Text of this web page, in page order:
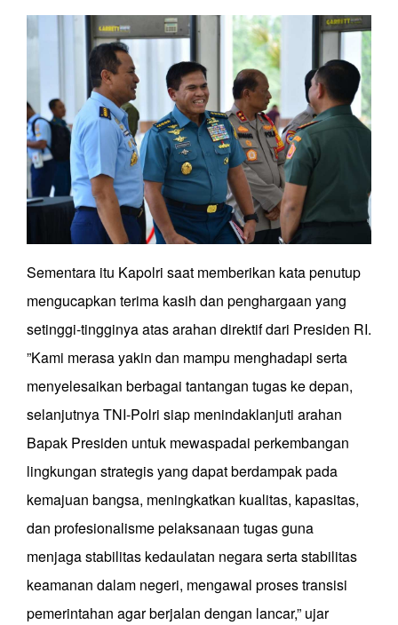
Sementara itu Kapolri saat memberikan kata penutup
mengucapkan terima kasih dan penghargaan yang
setinggi-tingginya atas arahan direktif dari Presiden RI.
”Kami merasa yakin dan mampu menghadapi serta
menyelesaikan berbagai tantangan tugas ke depan,
selanjutnya TNI-Polri siap menindaklanjuti arahan
Bapak Presiden untuk mewaspadai perkembangan
lingkungan strategis yang dapat berdampak pada
kemajuan bangsa, meningkatkan kualitas, kapasitas,
dan profesionalisme pelaksanaan tugas guna
menjaga stabilitas kedaulatan negara serta stabilitas
keamanan dalam negeri, mengawal proses transisi
pemerintahan agar berjalan dengan lancar,” ujar